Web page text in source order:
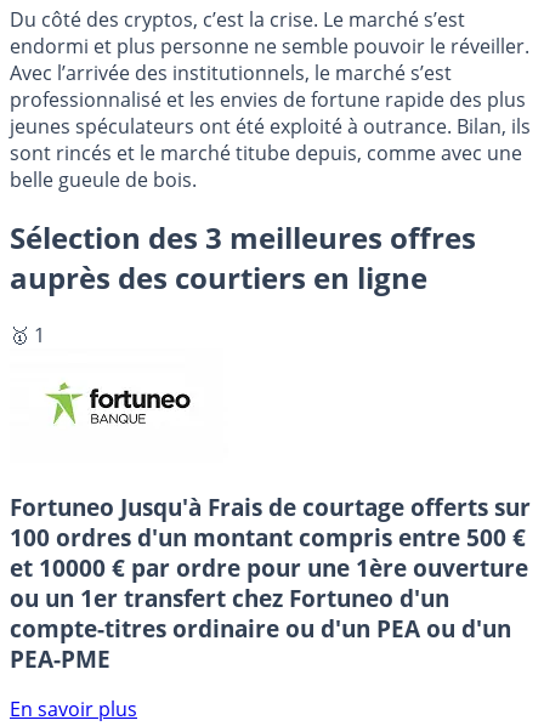
Du côté des cryptos, c’est la crise. Le marché s’est
endormi et plus personne ne semble pouvoir le réveiller.
Avec l’arrivée des institutionnels, le marché s’est
professionnalisé et les envies de fortune rapide des plus
jeunes spéculateurs ont été exploité à outrance. Bilan, ils
sont rincés et le marché titube depuis, comme avec une
belle gueule de bois.
Sélection des 3 meilleures offres
auprès des courtiers en ligne
🥇 1
Fortuneo Jusqu'à Frais de courtage offerts sur
100 ordres d'un montant compris entre 500 €
et 10000 € par ordre pour une 1ère ouverture
ou un 1er transfert chez Fortuneo d'un
compte-titres ordinaire ou d'un PEA ou d'un
PEA-PME
En savoir plus